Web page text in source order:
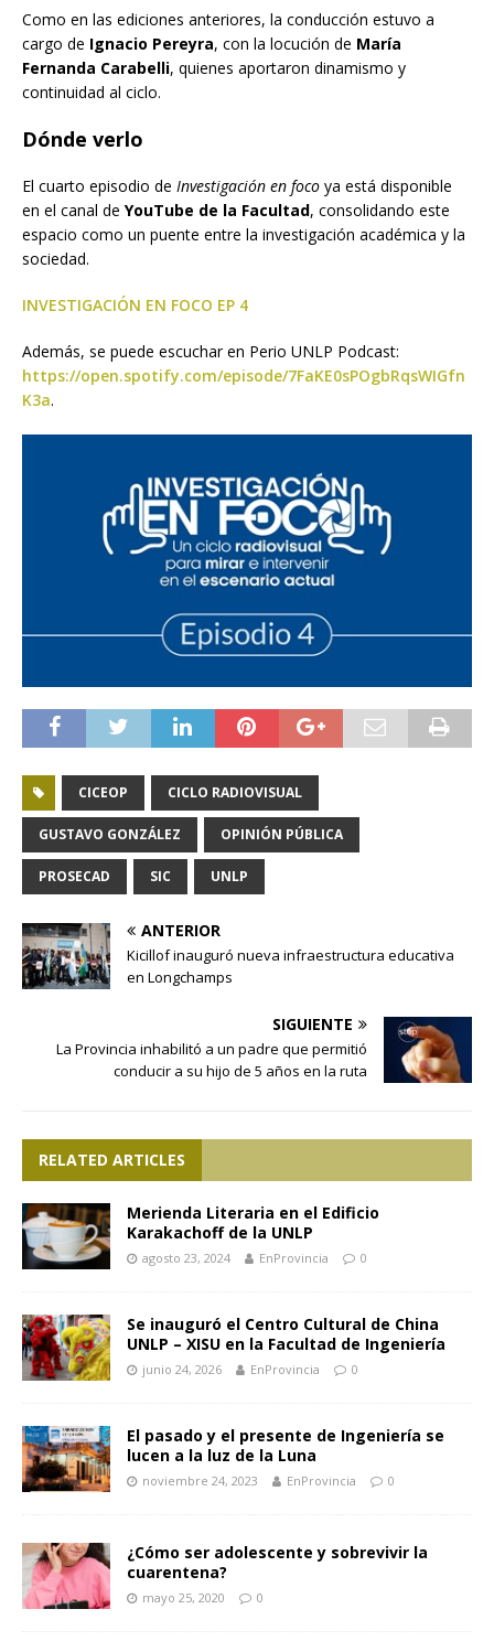
Como en las ediciones anteriores, la conducción estuvo a
cargo de Ignacio Pereyra, con la locución de María
Fernanda Carabelli, quienes aportaron dinamismo y
continuidad al ciclo.
Dónde verlo
El cuarto episodio de Investigación en foco ya está disponible
en el canal de YouTube de la Facultad, consolidando este
espacio como un puente entre la investigación académica y la
sociedad.
INVESTIGACIÓN EN FOCO EP 4
Además, se puede escuchar en Perio UNLP Podcast:
https://open.spotify.com/episode/7FaKE0sPOgbRqsWIGfn
K3a.
CICEOP CICLO RADIOVISUAL
GUSTAVO GONZÁLEZ OPINIÓN PÚBLICA
PROSECAD SIC UNLP
ANTERIOR
Kicillof inauguró nueva infraestructura educativa
en Longchamps
SIGUIENTE
La Provincia inhabilitó a un padre que permitió
conducir a su hijo de 5 años en la ruta
RELATED ARTICLES
Merienda Literaria en el Edificio
Karakachoff de la UNLP
agosto 23, 2024 EnProvincia 0
Se inauguró el Centro Cultural de China
UNLP – XISU en la Facultad de Ingeniería
junio 24, 2026 EnProvincia 0
El pasado y el presente de Ingeniería se
lucen a la luz de la Luna
noviembre 24, 2023 EnProvincia 0
¿Cómo ser adolescente y sobrevivir la
cuarentena?
mayo 25, 2020 0